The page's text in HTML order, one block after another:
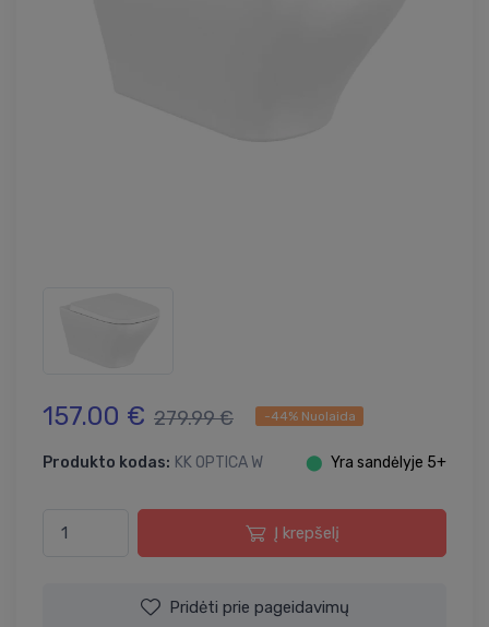
157.00 € 279.99 € -44% Nuolaida
Produkto kodas: KK OPTICA W ⬤ Yra sandėlyje 5+
Į krepšelį
Pridėti prie pageidavimų